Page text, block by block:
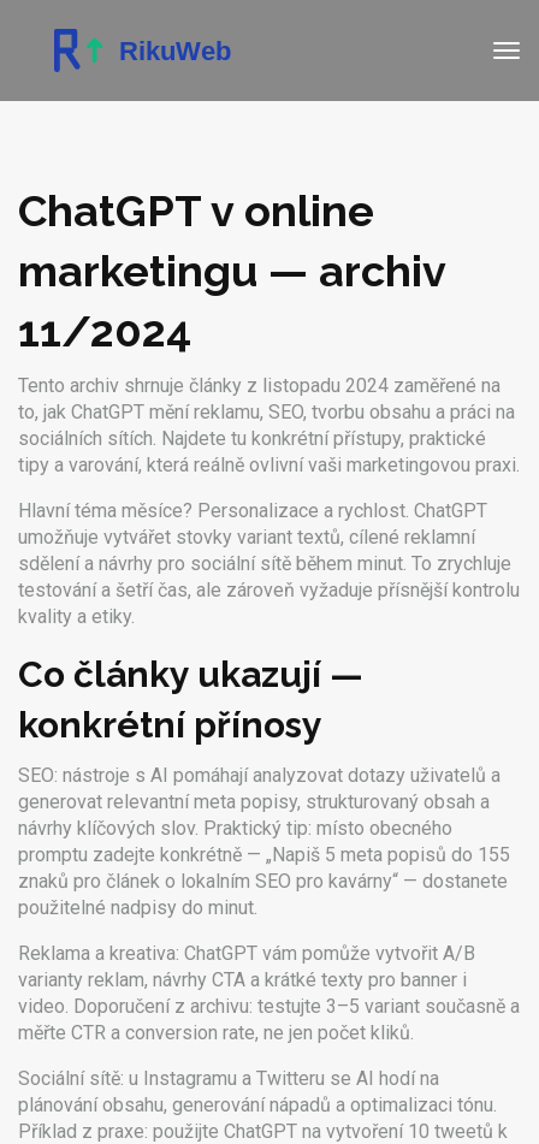
ChatGPT v online
marketingu — archiv
11/2024
Tento archiv shrnuje články z listopadu 2024 zaměřené na
to, jak ChatGPT mění reklamu, SEO, tvorbu obsahu a práci na
sociálních sítích. Najdete tu konkrétní přístupy, praktické
tipy a varování, která reálně ovlivní vaši marketingovou praxi.
Hlavní téma měsíce? Personalizace a rychlost. ChatGPT
umožňuje vytvářet stovky variant textů, cílené reklamní
sdělení a návrhy pro sociální sítě během minut. To zrychluje
testování a šetří čas, ale zároveň vyžaduje přísnější kontrolu
kvality a etiky.
Co články ukazují —
konkrétní přínosy
SEO: nástroje s AI pomáhají analyzovat dotazy uživatelů a
generovat relevantní meta popisy, strukturovaný obsah a
návrhy klíčových slov. Praktický tip: místo obecného
promptu zadejte konkrétně — „Napiš 5 meta popisů do 155
znaků pro článek o lokalním SEO pro kavárny“ — dostanete
použitelné nadpisy do minut.
Reklama a kreativa: ChatGPT vám pomůže vytvořit A/B
varianty reklam, návrhy CTA a krátké texty pro banner i
video. Doporučení z archivu: testujte 3–5 variant současně a
měřte CTR a conversion rate, ne jen počet kliků.
Sociální sítě: u Instagramu a Twitteru se AI hodí na
plánování obsahu, generování nápadů a optimalizaci tónu.
Příklad z praxe: použijte ChatGPT na vytvoření 10 tweetů k